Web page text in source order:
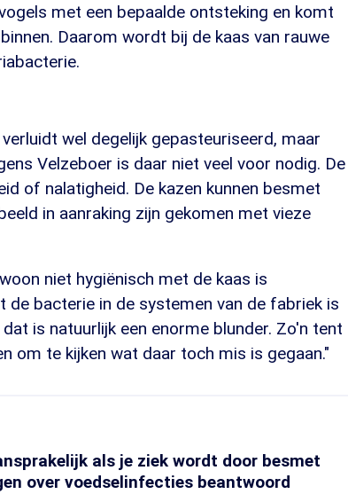
met een bepaalde ontsteking en komt
Daarom wordt bij de kaas van rauwe
wel degelijk gepasteuriseerd, maar
Velzeboer is daar niet veel voor nodig. De
of nalatigheid. De kazen kunnen besmet
in aanraking zijn gekomen met vieze
niet hygiënisch met de kaas is
de bacterie in de systemen van de fabriek is
is natuurlijk een enorme blunder. Zo'n tent
om te kijken wat daar toch mis is gegaan."
als je ziek wordt door besmet
over voedselinfecties beantwoord